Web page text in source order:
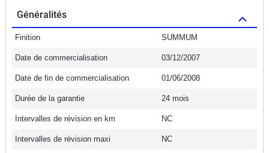
Généralités
Finition SUMMUM
Date de commercialisation 03/12/2007
Date de fin de commercialisation 01/06/2008
Durée de la garantie 24 mois
Intervalles de révision en km NC
Intervalles de révision maxi NC